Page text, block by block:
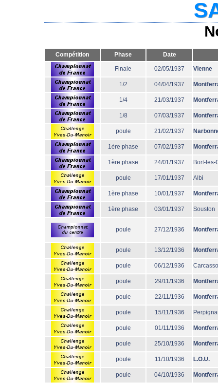
Compétition Phase Date
Finale 02/05/1937 Vienne
1/2 04/04/1937
1/4 21/03/1937
1/8 07/03/1937
poule 21/02/1937
1ère phase 07/02/1937
1ère phase 24/01/1937 Bort-les-
poule 17/01/1937 Albi
1ère phase 10/01/1937
1ère phase 03/01/1937 Souston
poule 27/12/1936
poule 13/12/1936
poule 06/12/1936
poule 29/11/1936
poule 22/11/1936
poule 15/11/1936
poule 01/11/1936
poule 25/10/1936
poule 11/10/1936 L.O.U.
poule 04/10/1936